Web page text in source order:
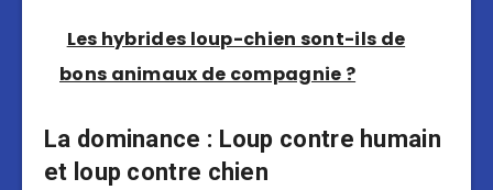
Les hybrides loup-chien sont-ils de
bons animaux de compagnie ?
La dominance : Loup contre humain
et loup contre chien